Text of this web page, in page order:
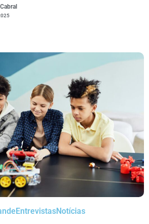
EntrevistasNotícias